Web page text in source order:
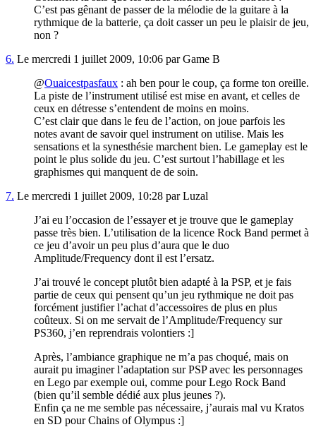
C’est pas gênant de passer de la mélodie de la guitare à la
rythmique de la batterie, ça doit casser un peu le plaisir de jeu,
non ?
6. Le mercredi 1 juillet 2009, 10:06 par Game B
@Ouaicestpasfaux : ah ben pour le coup, ça forme ton oreille.
La piste de l’instrument utilisé est mise en avant, et celles de
ceux en détresse s’entendent de moins en moins.
C’est clair que dans le feu de l’action, on joue parfois les
notes avant de savoir quel instrument on utilise. Mais les
sensations et la synesthésie marchent bien. Le gameplay est le
point le plus solide du jeu. C’est surtout l’habillage et les
graphismes qui manquent de de soin.
7. Le mercredi 1 juillet 2009, 10:28 par Luzal
J’ai eu l’occasion de l’essayer et je trouve que le gameplay
passe très bien. L’utilisation de la licence Rock Band permet à
ce jeu d’avoir un peu plus d’aura que le duo
Amplitude/Frequency dont il est l’ersatz.
J’ai trouvé le concept plutôt bien adapté à la PSP, et je fais
partie de ceux qui pensent qu’un jeu rythmique ne doit pas
forcément justifier l’achat d’accessoires de plus en plus
coûteux. Si on me servait de l’Amplitude/Frequency sur
PS360, j’en reprendrais volontiers :]
Après, l’ambiance graphique ne m’a pas choqué, mais on
aurait pu imaginer l’adaptation sur PSP avec les personnages
en Lego par exemple oui, comme pour Lego Rock Band
(bien qu’il semble dédié aux plus jeunes ?).
Enfin ça ne me semble pas nécessaire, j’aurais mal vu Kratos
en SD pour Chains of Olympus :]